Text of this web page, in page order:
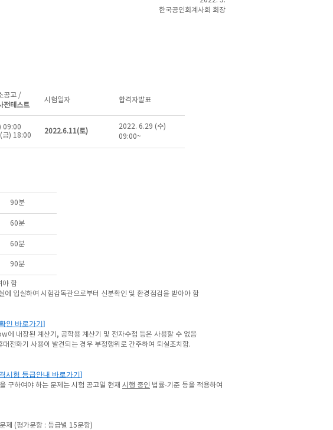
한국공인회계사회 회장
공고 /
전테스트
시험일자 합격자발표
09:00
금) 18:00
2022.6.11(토)
2022. 6.29 (수)
09:00~
90분
60분
60분
90분
야 함
입실하여 시험감독관으로부터 신분확인 및 환경점검을 받아야 함
인 바로가기 ]
내장된 계산기, 공학용 계산기 및 전자수첩 등은 사용할 수 없음
전화기 사용이 발견되는 경우 부정행위로 간주하여 퇴실조치함.
시험 등급안내 바로가기 ]
구하여야 하는 문제는 시험 공고일 현재 시행 중인 법률·기준 등을 적용하여
제 (평가문항 : 등급별 15문항)